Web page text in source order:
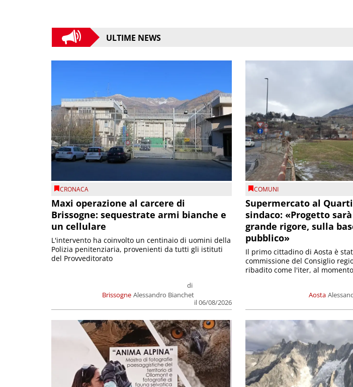
ULTIME NEWS
CRONACA
Maxi operazione al carcere di
Brissogne: sequestrate armi bianche e
un cellulare
Brissogne
di
Alessandro Bianchet
il 06/08/2026
L'intervento ha coinvolto un centinaio di uomini della
Polizia penitenziaria, provenienti da tutti gli istituti
del Provveditorato
COMUNI
Supermercato al
sindaco: «Progetto
grande rigore, sulla
pubblico»
Aosta
Il primo cittadino di Aosta è
commissione del Consiglio
ribadito come l'iter, al